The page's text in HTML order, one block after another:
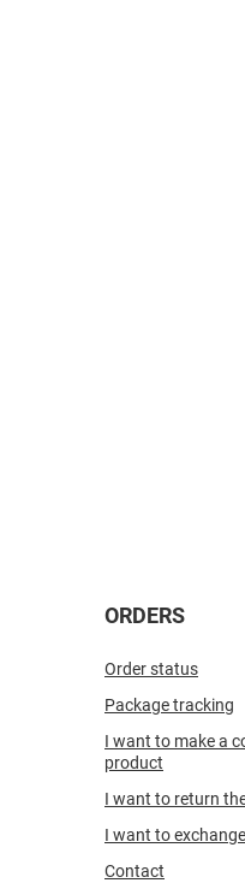
ORDERS
Order status
Package tracking
I want to make a
product
I want to return
I want to
Contact